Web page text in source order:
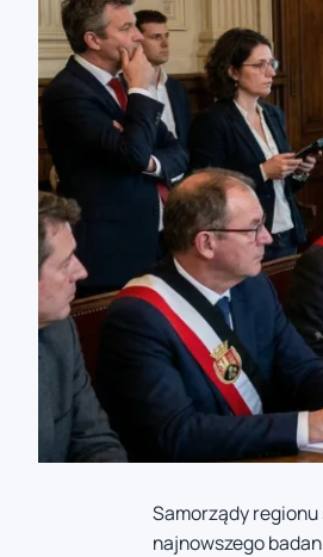
Samorządy
najnowszego